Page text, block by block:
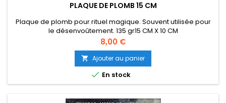
PLAQUE DE PLOMB 15 CM
Plaque de plomb pour rituel magique. Souvent utilisée pour
le désenvoûtement. 135 gr15 CM X 10 CM
Prix
8,00 €
 Ajouter au panier
 En stock